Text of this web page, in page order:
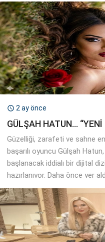
 2 ay önce
GÜLŞAH HATUN… “YENİ
Güzelliği, zarafeti ve sahne
başarılı oyuncu Gülşah
başlanacak iddialı bir dijital
hazırlanıyor. Daha önce yer